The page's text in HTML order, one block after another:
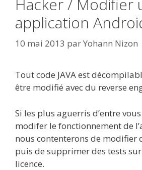
Hacker / Modifier
application
10 mai 2013 parYohann Nizon
Tout code JAVA est
être modifié avec du reverse
Si les plus aguerris d’entre
modifer le fonctionnement de
nous contenterons de modifier
puis de supprimer des tests sur
licence.